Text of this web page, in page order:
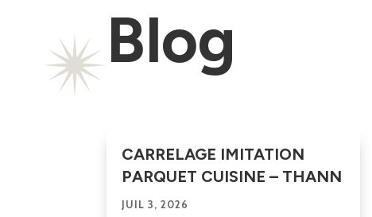
Blog
CARRELAGE IMITATION
PARQUET CUISINE – THANN
JUIL 3, 2026